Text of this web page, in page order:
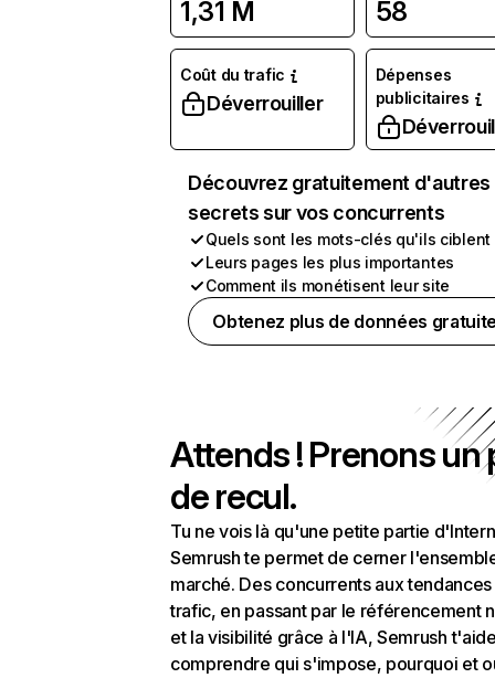
1,31 M 58
Coût du trafic
Déverrouiller
Dépenses
publicitaires
Découvrez gratuitement d'autres
secrets sur vos concurrents
Quels sont les mots-clés qu'ils ciblent
Leurs pages les plus importantes
Comment ils monétisent leur site
Obtenez plus de données
Attends ! Prenons un
de recul.
Tu ne vois là qu'une petite partie
Semrush te permet de cerner
marché. Des concurrents aux
trafic, en passant par le référencement
et la visibilité grâce à l'IA, Semrush
comprendre qui s'impose, pourquoi et